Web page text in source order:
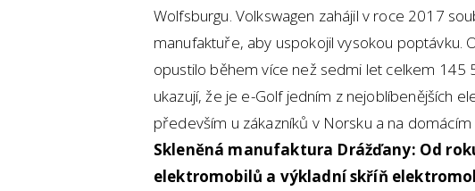
Wolfsburgu. Volkswagen zahájil v roce 2017
manufaktuře, aby uspokojil vysokou poptávku.
opustilo během více než sedmi let celkem 145
ukazují, že je e-Golf jedním z nejoblíbenějších
především u zákazníků v Norsku a na
Skleněná manufaktura Drážďany: Od
elektromobilů a výkladní skříň